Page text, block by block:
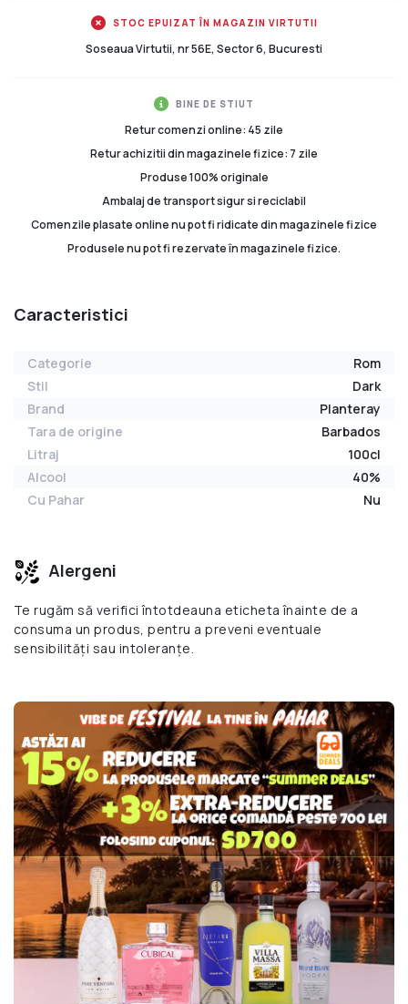
STOC EPUIZAT ÎN MAGAZIN VIRTUTII
Soseaua Virtutii, nr 56E, Sector 6, Bucuresti
BINE DE STIUT
Retur comenzi online: 45 zile
Retur achizitii din magazinele fizice: 7 zile
Produse 100% originale
Ambalaj de transport sigur si reciclabil
Comenzile plasate online nu pot fi ridicate din magazinele fizice
Produsele nu pot fi rezervate în magazinele fizice.
Caracteristici
Categorie
Rom
Stil
Dark
Brand
Planteray
Tara de origine
Barbados
Litraj
100cl
Alcool
40%
Cu Pahar
Nu
Alergeni
Te rugăm să verifici întotdeauna eticheta înainte de a
consuma un produs, pentru a preveni eventuale
sensibilități sau intoleranțe.